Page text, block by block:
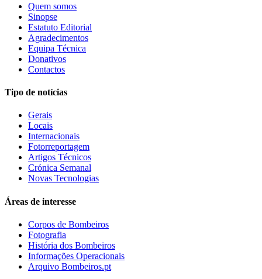
Quem somos
Sinopse
Estatuto Editorial
Agradecimentos
Equipa Técnica
Donativos
Contactos
Tipo de notícias
Gerais
Locais
Internacionais
Fotorreportagem
Artigos Técnicos
Crónica Semanal
Novas Tecnologias
Áreas de interesse
Corpos de Bombeiros
Fotografia
História dos Bombeiros
Informações Operacionais
Arquivo Bombeiros.pt